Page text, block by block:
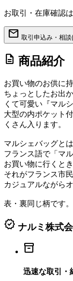
お取引・在庫確認
mail 取引申込み・相
description 商品紹介
お買い物のお供に
ちょっとしたお出
くて可愛い『マル
大型の内ポケット
くさん入ります。
マルシェバッグと
フランス語で「マ
お買い物に行くと
それがフランス市
カジュアルながら
表・裏同じ柄です。
verified ナルミ株式
inventory_2
迅速な取引・